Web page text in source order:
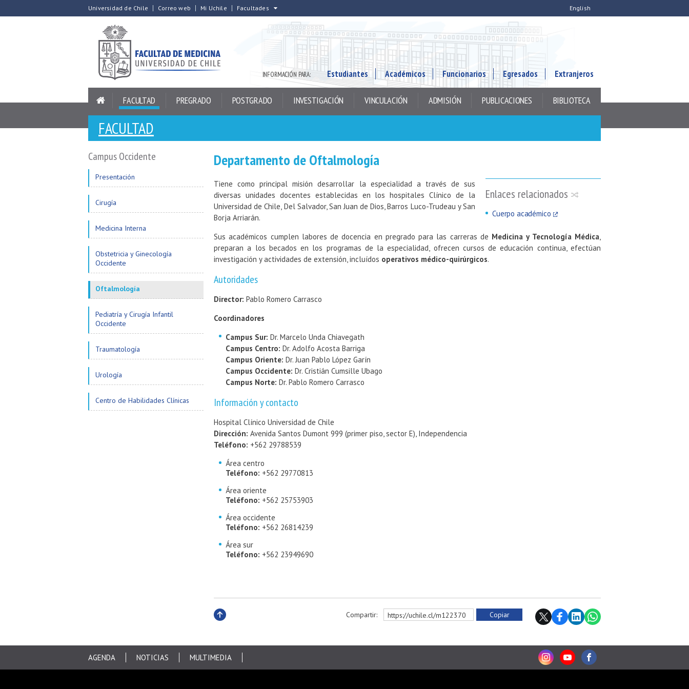
Universidad de Chile Correo web Mi Uchile Facultades English
INFORMACIÓN PARA: Estudiantes Académicos Funcionarios Egresados Extranjeros
FACULTAD PREGRADO POSTGRADO INVESTIGACIÓN VINCULACIÓN ADMISIÓN PUBLICACIONES BIBLIOTECA
FACULTAD
Campus Occidente
Presentación
Cirugía
Medicina Interna
Obstetricia y Ginecología
Occidente
Oftalmología
Pediatría y Cirugía Infantil
Occidente
Traumatología
Urología
Centro de Habilidades Clínicas
Departamento de Oftalmología
Enlaces relacionados
Cuerpo académico
Tiene como principal misión desarrollar la especialidad a través de sus
diversas unidades docentes establecidas en los hospitales Clínico de la
Universidad de Chile, Del Salvador, San Juan de Dios, Barros Luco-Trudeau y San
Borja Arriarán.
Sus académicos cumplen labores de docencia en pregrado para las carreras de Medicina y Tecnología Médica,
preparan a los becados en los programas de la especialidad, ofrecen cursos de educación continua, efectúan
investigación y actividades de extensión, incluídos operativos médico-quirúrgicos.
Autoridades
Director: Pablo Romero Carrasco
Coordinadores
Campus Sur: Dr. Marcelo Unda Chiavegath
Campus Centro: Dr. Adolfo Acosta Barriga
Campus Oriente: Dr. Juan Pablo López Garín
Campus Occidente: Dr. Cristián Cumsille Ubago
Campus Norte: Dr. Pablo Romero Carrasco
Información y contacto
Hospital Clínico Universidad de Chile
Dirección: Avenida Santos Dumont 999 (primer piso, sector E), Independencia
Teléfono: +562 29788539
Área centro
Teléfono: +562 29770813
Área oriente
Teléfono: +562 25753903
Área occidente
Teléfono: +562 26814239
Área sur
Teléfono: +562 23949690
Compartir: https://uchile.cl/m122370 Copiar
AGENDA NOTICIAS MULTIMEDIA